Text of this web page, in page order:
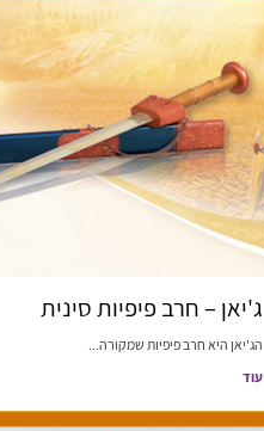
ג'יאן – חרב פיפיות סינית
הג'יאן היא חרב פיפיות שמקורה...
עוד